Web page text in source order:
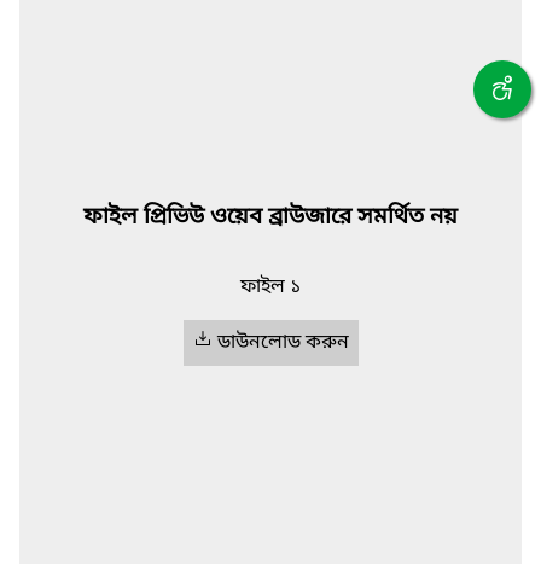
ফাইল প্রিভিউ ওয়েব ব্রাউজারে সমর্থিত নয়
ফাইল ১
ডাউনলোড করুন